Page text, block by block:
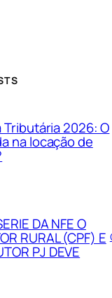
Tributária 2026: O
na locação de
DA NFE O
RURAL (CPF) E
PJ DEVE